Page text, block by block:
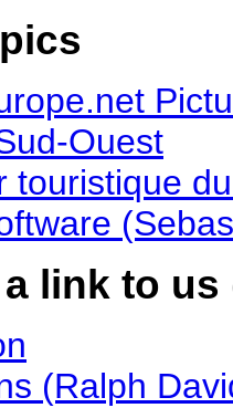
Ouest
touristique
link to us
(Ralph